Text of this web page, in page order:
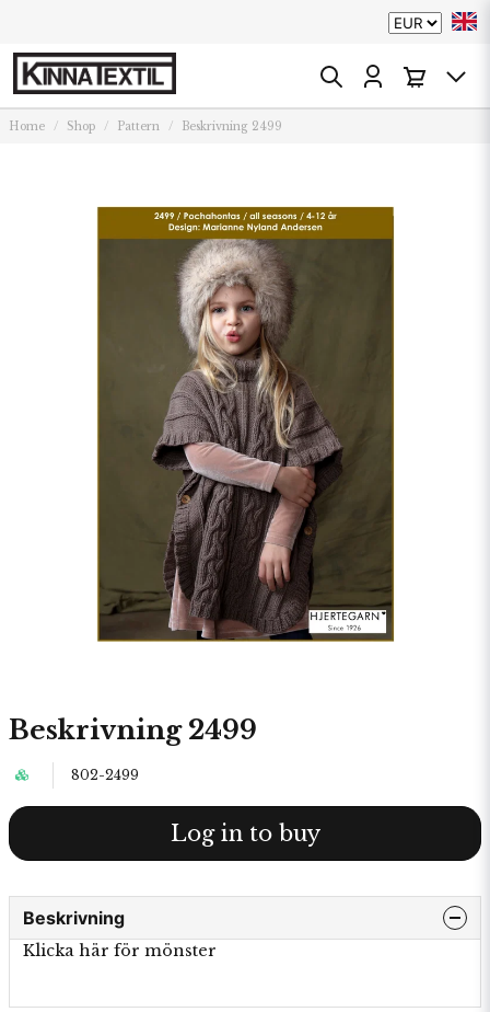
Home Shop Pattern Beskrivning 2499
Beskrivning 2499
802-2499
Log in to buy
Beskrivning
Klicka här för mönster